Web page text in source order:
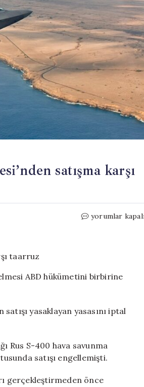
satışma karşı
Başkan
satışma
için
yorumlar
ABD hükümetini birbirine
yasaklayan yasasını iptal
Rus S-400 hava savunma
satışı engellemişti.
gerçekleştirmeden önce